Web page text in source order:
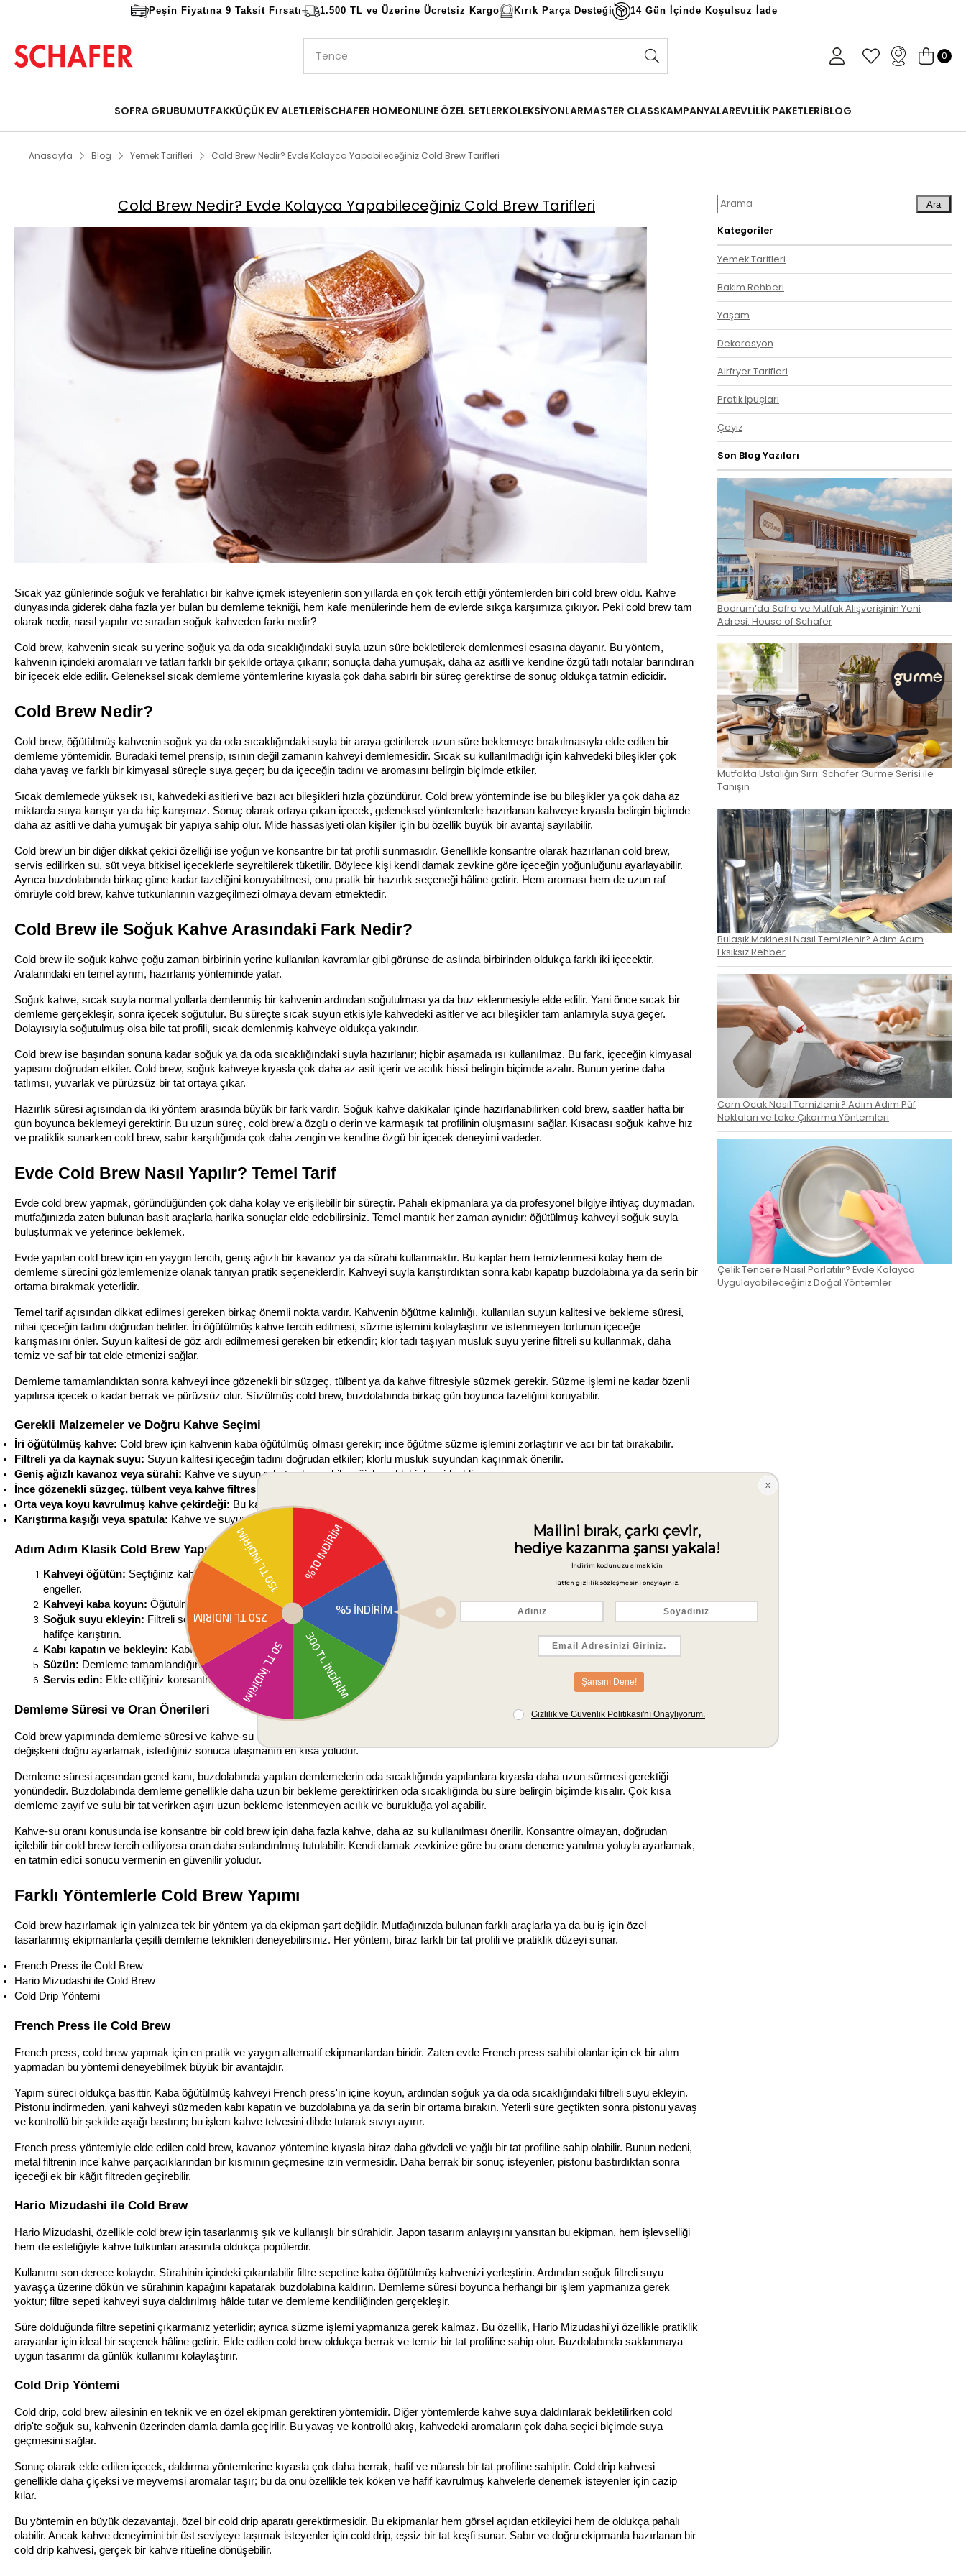
Peşin Fiyatına 9 Taksit Fırsatı 1.500 TL ve Üzerine Ücretsiz Kargo Kırık Parça Desteği 14 Gün İçinde Koşulsuz İade
0
SOFRA GRUBUMUTFAKKÜÇÜK EV ALETLERİSCHAFER HOMEONLINE ÖZEL SETLERKOLEKSİYONLARMASTER CLASSKAMPANYALAREVLİLİK PAKETLERİBLOG
Anasayfa Blog Yemek Tarifleri Cold Brew Nedir? Evde Kolayca Yapabileceğiniz Cold Brew Tarifleri
Cold Brew Nedir? Evde Kolayca Yapabileceğiniz Cold Brew Tarifleri
Sıcak yaz günlerinde soğuk ve ferahlatıcı bir kahve içmek isteyenlerin son yıllarda en çok tercih ettiği yöntemlerden biri cold brew oldu. Kahve
dünyasında giderek daha fazla yer bulan bu demleme tekniği, hem kafe menülerinde hem de evlerde sıkça karşımıza çıkıyor. Peki cold brew tam
olarak nedir, nasıl yapılır ve sıradan soğuk kahveden farkı nedir?
Cold brew, kahvenin sıcak su yerine soğuk ya da oda sıcaklığındaki suyla uzun süre bekletilerek demlenmesi esasına dayanır. Bu yöntem,
kahvenin içindeki aromaları ve tatları farklı bir şekilde ortaya çıkarır; sonuçta daha yumuşak, daha az asitli ve kendine özgü tatlı notalar barındıran
bir içecek elde edilir. Geleneksel sıcak demleme yöntemlerine kıyasla çok daha sabırlı bir süreç gerektirse de sonuç oldukça tatmin edicidir.
Cold Brew Nedir?
Cold brew, öğütülmüş kahvenin soğuk ya da oda sıcaklığındaki suyla bir araya getirilerek uzun süre beklemeye bırakılmasıyla elde edilen bir
demleme yöntemidir. Buradaki temel prensip, ısının değil zamanın kahveyi demlemesidir. Sıcak su kullanılmadığı için kahvedeki bileşikler çok
daha yavaş ve farklı bir kimyasal süreçle suya geçer; bu da içeceğin tadını ve aromasını belirgin biçimde etkiler.
Sıcak demlemede yüksek ısı, kahvedeki asitleri ve bazı acı bileşikleri hızla çözündürür. Cold brew yönteminde ise bu bileşikler ya çok daha az
miktarda suya karışır ya da hiç karışmaz. Sonuç olarak ortaya çıkan içecek, geleneksel yöntemlerle hazırlanan kahveye kıyasla belirgin biçimde
daha az asitli ve daha yumuşak bir yapıya sahip olur. Mide hassasiyeti olan kişiler için bu özellik büyük bir avantaj sayılabilir.
Cold brew'un bir diğer dikkat çekici özelliği ise yoğun ve konsantre bir tat profili sunmasıdır. Genellikle konsantre olarak hazırlanan cold brew,
servis edilirken su, süt veya bitkisel içeceklerle seyreltilerek tüketilir. Böylece kişi kendi damak zevkine göre içeceğin yoğunluğunu ayarlayabilir.
Ayrıca buzdolabında birkaç güne kadar tazeliğini koruyabilmesi, onu pratik bir hazırlık seçeneği hâline getirir. Hem aroması hem de uzun raf
ömrüyle cold brew, kahve tutkunlarının vazgeçilmezi olmaya devam etmektedir.
Cold Brew ile Soğuk Kahve Arasındaki Fark Nedir?
Cold brew ile soğuk kahve çoğu zaman birbirinin yerine kullanılan kavramlar gibi görünse de aslında birbirinden oldukça farklı iki içecektir.
Aralarındaki en temel ayrım, hazırlanış yönteminde yatar.
Soğuk kahve, sıcak suyla normal yollarla demlenmiş bir kahvenin ardından soğutulması ya da buz eklenmesiyle elde edilir. Yani önce sıcak bir
demleme gerçekleşir, sonra içecek soğutulur. Bu süreçte sıcak suyun etkisiyle kahvedeki asitler ve acı bileşikler tam anlamıyla suya geçer.
Dolayısıyla soğutulmuş olsa bile tat profili, sıcak demlenmiş kahveye oldukça yakındır.
Cold brew ise başından sonuna kadar soğuk ya da oda sıcaklığındaki suyla hazırlanır; hiçbir aşamada ısı kullanılmaz. Bu fark, içeceğin kimyasal
yapısını doğrudan etkiler. Cold brew, soğuk kahveye kıyasla çok daha az asit içerir ve acılık hissi belirgin biçimde azalır. Bunun yerine daha
tatlımsı, yuvarlak ve pürüzsüz bir tat ortaya çıkar.
Hazırlık süresi açısından da iki yöntem arasında büyük bir fark vardır. Soğuk kahve dakikalar içinde hazırlanabilirken cold brew, saatler hatta bir
gün boyunca beklemeyi gerektirir. Bu uzun süreç, cold brew'a özgü o derin ve karmaşık tat profilinin oluşmasını sağlar. Kısacası soğuk kahve hız
ve pratiklik sunarken cold brew, sabır karşılığında çok daha zengin ve kendine özgü bir içecek deneyimi vadeder.
Evde Cold Brew Nasıl Yapılır? Temel Tarif
Evde cold brew yapmak, göründüğünden çok daha kolay ve erişilebilir bir süreçtir. Pahalı ekipmanlara ya da profesyonel bilgiye ihtiyaç duymadan,
mutfağınızda zaten bulunan basit araçlarla harika sonuçlar elde edebilirsiniz. Temel mantık her zaman aynıdır: öğütülmüş kahveyi soğuk suyla
buluşturmak ve yeterince beklemek.
Evde yapılan cold brew için en yaygın tercih, geniş ağızlı bir kavanoz ya da sürahi kullanmaktır. Bu kaplar hem temizlenmesi kolay hem de
demleme sürecini gözlemlemenize olanak tanıyan pratik seçeneklerdir. Kahveyi suyla karıştırdıktan sonra kabı kapatıp buzdolabına ya da serin bir
ortama bırakmak yeterlidir.
Temel tarif açısından dikkat edilmesi gereken birkaç önemli nokta vardır. Kahvenin öğütme kalınlığı, kullanılan suyun kalitesi ve bekleme süresi,
nihai içeceğin tadını doğrudan belirler. İri öğütülmüş kahve tercih edilmesi, süzme işlemini kolaylaştırır ve istenmeyen tortunun içeceğe
karışmasını önler. Suyun kalitesi de göz ardı edilmemesi gereken bir etkendir; klor tadı taşıyan musluk suyu yerine filtreli su kullanmak, daha
temiz ve saf bir tat elde etmenizi sağlar.
Demleme tamamlandıktan sonra kahveyi ince gözenekli bir süzgeç, tülbent ya da kahve filtresiyle süzmek gerekir. Süzme işlemi ne kadar özenli
yapılırsa içecek o kadar berrak ve pürüzsüz olur. Süzülmüş cold brew, buzdolabında birkaç gün boyunca tazeliğini koruyabilir.
Gerekli Malzemeler ve Doğru Kahve Seçimi
İri öğütülmüş kahve: Cold brew için kahvenin kaba öğütülmüş olması gerekir; ince öğütme süzme işlemini zorlaştırır ve acı bir tat bırakabilir.
Filtreli ya da kaynak suyu: Suyun kalitesi içeceğin tadını doğrudan etkiler; klorlu musluk suyundan kaçınmak önerilir.
Geniş ağızlı kavanoz veya sürahi: Kahve ve suyun rahatça karışabileceği, kapaklı bir kap idealdir.
İnce gözenekli süzgeç, tülbent veya kahve filtresi:
Orta veya koyu kavrulmuş kahve çekirdeği: Bu kavrum seviyeleri cold brew'un karakteristik tatlımsı ve yuvarlak tat profilini destekler.
Karıştırma kaşığı veya spatula: Kahve ve suyun homojen biçimde karışmasını sağlamak için kullanılır.
Adım Adım Klasik Cold Brew Yapımı
Kahveyi öğütün: Seçtiğiniz kahve çekirdeklerini kaba bir ayarda öğütün. İri tanecikler, uzun demleme süresinde aşırı acılık oluşmasını
engeller.
Kahveyi kaba koyun: Öğütülmüş kahveyi geniş ağızlı kavanozunuza ya da sürahiye aktarın.
Soğuk suyu ekleyin: Filtreli soğuk ya da oda sıcaklığındaki suyu kahvenin üzerine yavaşça dökün. Kahvenin tamamının ıslanması için
hafifçe karıştırın.
Kabı kapatın ve bekleyin: Kabın ağzını kapatarak buzdolabına ya da serin bir ortama koyun. Yeterli süre boyunca demlenmesini bekleyin.
Süzün: Demleme tamamlandığında kahveyi ince gözenekli bir süzgeç veya tülbentten geçirerek telveden ayırın.
Servis edin: Elde ettiğiniz konsantreyi buz, su veya sütle seyreltip zevkinize göre tüketin.
Demleme Süresi ve Oran Önerileri
Cold brew yapımında demleme süresi ve kahve-su oranı, içeceğin yoğunluğunu ve tat dengesini doğrudan belirleyen iki kritik etkendir. Bu iki
değişkeni doğru ayarlamak, istediğiniz sonuca ulaşmanın en kısa yoludur.
Demleme süresi açısından genel kanı, buzdolabında yapılan demlemelerin oda sıcaklığında yapılanlara kıyasla daha uzun sürmesi gerektiği
yönündedir. Buzdolabında demleme genellikle daha uzun bir bekleme gerektirirken oda sıcaklığında bu süre belirgin biçimde kısalır. Çok kısa
demleme zayıf ve sulu bir tat verirken aşırı uzun bekleme istenmeyen acılık ve burukluğa yol açabilir.
Kahve-su oranı konusunda ise konsantre bir cold brew için daha fazla kahve, daha az su kullanılması önerilir. Konsantre olmayan, doğrudan
içilebilir bir cold brew tercih ediliyorsa oran daha sulandırılmış tutulabilir. Kendi damak zevkinize göre bu oranı deneme yanılma yoluyla ayarlamak,
en tatmin edici sonucu vermenin en güvenilir yoludur.
Farklı Yöntemlerle Cold Brew Yapımı
Cold brew hazırlamak için yalnızca tek bir yöntem ya da ekipman şart değildir. Mutfağınızda bulunan farklı araçlarla ya da bu iş için özel
tasarlanmış ekipmanlarla çeşitli demleme teknikleri deneyebilirsiniz. Her yöntem, biraz farklı bir tat profili ve pratiklik düzeyi sunar.
French Press ile Cold Brew
Hario Mizudashi ile Cold Brew
Cold Drip Yöntemi
French Press ile Cold Brew
French press, cold brew yapmak için en pratik ve yaygın alternatif ekipmanlardan biridir. Zaten evde French press sahibi olanlar için ek bir alım
yapmadan bu yöntemi deneyebilmek büyük bir avantajdır.
Yapım süreci oldukça basittir. Kaba öğütülmüş kahveyi French press'in içine koyun, ardından soğuk ya da oda sıcaklığındaki filtreli suyu ekleyin.
Pistonu indirmeden, yani kahveyi süzmeden kabı kapatın ve buzdolabına ya da serin bir ortama bırakın. Yeterli süre geçtikten sonra pistonu yavaş
ve kontrollü bir şekilde aşağı bastırın; bu işlem kahve telvesini dibde tutarak sıvıyı ayırır.
French press yöntemiyle elde edilen cold brew, kavanoz yöntemine kıyasla biraz daha gövdeli ve yağlı bir tat profiline sahip olabilir. Bunun nedeni,
metal filtrenin ince kahve parçacıklarından bir kısmının geçmesine izin vermesidir. Daha berrak bir sonuç isteyenler, pistonu bastırdıktan sonra
içeceği ek bir kâğıt filtreden geçirebilir.
Hario Mizudashi ile Cold Brew
Hario Mizudashi, özellikle cold brew için tasarlanmış şık ve kullanışlı bir sürahidir. Japon tasarım anlayışını yansıtan bu ekipman, hem işlevselliği
hem de estetiğiyle kahve tutkunları arasında oldukça popülerdir.
Kullanımı son derece kolaydır. Sürahinin içindeki çıkarılabilir filtre sepetine kaba öğütülmüş kahvenizi yerleştirin. Ardından soğuk filtreli suyu
yavaşça üzerine dökün ve sürahinin kapağını kapatarak buzdolabına kaldırın. Demleme süresi boyunca herhangi bir işlem yapmanıza gerek
yoktur; filtre sepeti kahveyi suya daldırılmış hâlde tutar ve demleme kendiliğinden gerçekleşir.
Süre dolduğunda filtre sepetini çıkarmanız yeterlidir; ayrıca süzme işlemi yapmanıza gerek kalmaz. Bu özellik, Hario Mizudashi'yi özellikle pratiklik
arayanlar için ideal bir seçenek hâline getirir. Elde edilen cold brew oldukça berrak ve temiz bir tat profiline sahip olur. Buzdolabında saklanmaya
uygun tasarımı da günlük kullanımı kolaylaştırır.
Cold Drip Yöntemi
Cold drip, cold brew ailesinin en teknik ve en özel ekipman gerektiren yöntemidir. Diğer yöntemlerde kahve suya daldırılarak bekletilirken cold
drip'te soğuk su, kahvenin üzerinden damla damla geçirilir. Bu yavaş ve kontrollü akış, kahvedeki aromaların çok daha seçici biçimde suya
geçmesini sağlar.
Sonuç olarak elde edilen içecek, daldırma yöntemlerine kıyasla çok daha berrak, hafif ve nüanslı bir tat profiline sahiptir. Cold drip kahvesi
genellikle daha çiçeksi ve meyvemsi aromalar taşır; bu da onu özellikle tek köken ve hafif kavrulmuş kahvelerle denemek isteyenler için cazip
kılar.
Bu yöntemin en büyük dezavantajı, özel bir cold drip aparatı gerektirmesidir. Bu ekipmanlar hem görsel açıdan etkileyici hem de oldukça pahalı
olabilir. Ancak kahve deneyimini bir üst seviyeye taşımak isteyenler için cold drip, eşsiz bir tat keşfi sunar. Sabır ve doğru ekipmanla hazırlanan bir
cold drip kahvesi, gerçek bir kahve ritüeline dönüşebilir.
Ara
Kategoriler
Yemek Tarifleri
Bakım Rehberi
Yaşam
Dekorasyon
Airfryer Tarifleri
Pratik İpuçları
Çeyiz
Son Blog Yazıları
Bodrum’da Sofra ve Mutfak Alışverişinin Yeni
Adresi: House of Schafer
Mutfakta Ustalığın Sırrı: Schafer Gurme Serisi ile
Tanışın
Bulaşık Makinesi Nasıl Temizlenir? Adım Adım
Eksiksiz Rehber
Cam Ocak Nasıl Temizlenir? Adım Adım Püf
Noktaları ve Leke Çıkarma Yöntemleri
Çelik Tencere Nasıl Parlatılır? Evde Kolayca
Uygulayabileceğiniz Doğal Yöntemler